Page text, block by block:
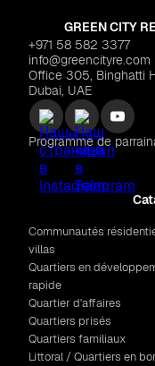
GREEN CITY
+971 58 582 3377
info@greencityre.com
Office 305, Binghatti
Dubai, UAE
Programme de
Communautés
villas
Quartiers en
rapide
Quartier d'affaires
Quartiers prisés
Quartiers familiaux
Littoral / Quartiers en